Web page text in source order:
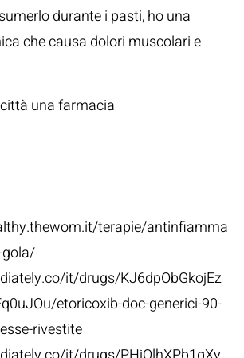
durante i pasti, ho una
che causa dolori muscolari e
una farmacia
terapie/antinfiamma
it/drugs/KJ6dpObGkojEz
etoricoxib-doc-generici-90-
rivestite